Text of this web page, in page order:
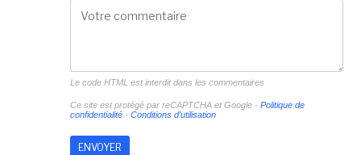
Le code HTML est interdit dans les commentaires
Ce site est protégé par reCAPTCHA et Google - Politique de
confidentialité- Conditions d'utilisation